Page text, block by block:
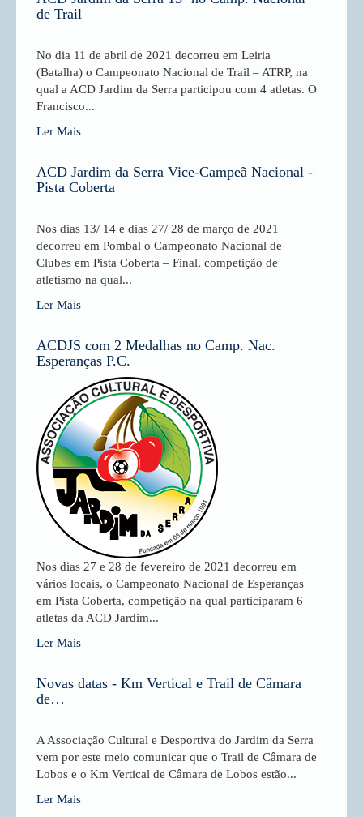
de Trail
No dia 11 de abril de 2021 decorreu em Leiria
(Batalha) o Campeonato Nacional de Trail – ATRP, na
qual a ACD Jardim da Serra participou com 4 atletas. O
Francisco...
Ler Mais
ACD Jardim da Serra Vice-Campeã Nacional -
Pista Coberta
Nos dias 13/ 14 e dias 27/ 28 de março de 2021
decorreu em Pombal o Campeonato Nacional de
Clubes em Pista Coberta – Final, competição de
atletismo na qual...
Ler Mais
ACDJS com 2 Medalhas no Camp. Nac.
Esperanças P.C.
Nos dias 27 e 28 de fevereiro de 2021 decorreu em
vários locais, o Campeonato Nacional de Esperanças
em Pista Coberta, competição na qual participaram 6
atletas da ACD Jardim...
Ler Mais
Novas datas - Km Vertical e Trail de Câmara
de…
A Associação Cultural e Desportiva do Jardim da Serra
vem por este meio comunicar que o Trail de Câmara de
Lobos e o Km Vertical de Câmara de Lobos estão...
Ler Mais